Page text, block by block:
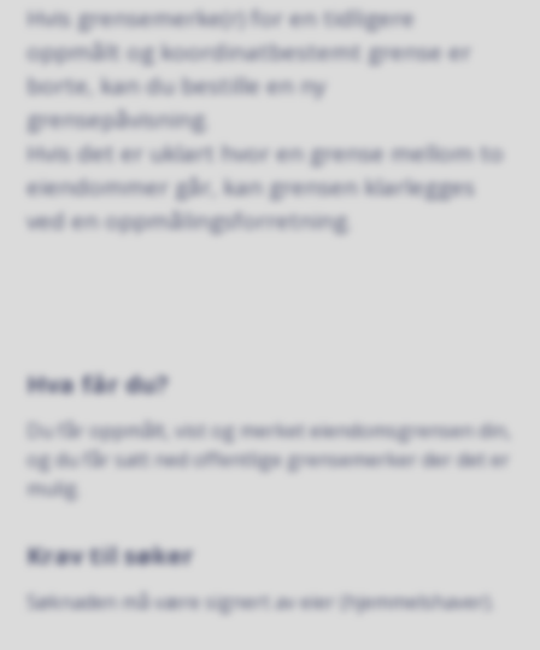
Hvis grensemerke(r) for en tidligere
oppmålt og koordinatbestemt grense er
borte, kan du bestille en ny
grensepåvisning.
Hvis det er uklart hvor en grense mellom to
eiendommer går, kan grensen klarlegges
ved en oppmålingsforretning.
Hva får du?
Du får oppmålt, vist og merket eiendomsgrensen din,
og du får satt ned offentlige grensemerker der det er
mulig.
Krav til søker
Søknaden må være signert av eier (hjemmelshaver).